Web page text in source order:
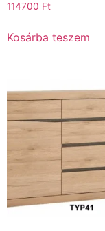
114700 Ft
Kosárba teszem